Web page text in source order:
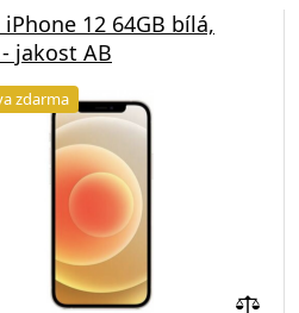
12 64GB bílá,
jakost AB
zdarma